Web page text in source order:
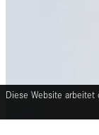
Diese Website